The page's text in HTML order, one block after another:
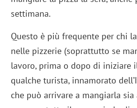
settimana.
Questo è più frequente per chi
nelle pizzerie (soprattutto se
lavoro, prima o dopo di iniziare
qualche turista, innamorato
che può arrivare a mangiarla sia